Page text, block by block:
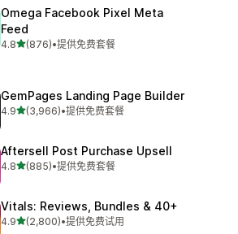
Omega Facebook Pixel Meta
Feed
4.8星（满分 5 星）
(876)
总共 876 条评论
•提供免费套餐
GemPages Landing Page Builder
4.9星（满分 5 星）
(3,966)
总共 3966 条评论
•提供免费套餐
Aftersell Post Purchase Upsell
4.8星（满分 5 星）
(885)
总共 885 条评论
•提供免费套餐
Vitals: Reviews, Bundles & 40+
4.9星（满分 5 星）
(2,800)
总共 2800 条评论
•提供免费试用